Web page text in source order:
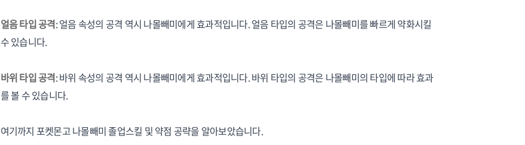
얼음 타입 공격: 얼음 속성의 공격 역시 나몰빼미에게 효과적입니다. 얼음 타입의 공격은 나몰빼미를 빠르게 약화시킬
수 있습니다.
바위 타입 공격: 바위 속성의 공격 역시 나몰빼미에게 효과적입니다. 바위 타입의 공격은 나몰빼미의 타입에 따라 효과
를 볼 수 있습니다.
여기까지 포켓몬고 나몰빼미 졸업스킬 및 약점 공략을 알아보았습니다.